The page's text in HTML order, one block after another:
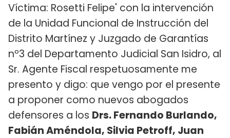
Víctima: Rosetti Felipe' con la intervención
de la Unidad Funcional de Instrucción del
Distrito Martínez y Juzgado de Garantías
nº3 del Departamento Judicial San Isidro, al
Sr. Agente Fiscal respetuosamente me
presento y digo: que vengo por el presente
a proponer como nuevos abogados
defensores a los Drs. Fernando Burlando,
Fabián Améndola, Silvia Petroff, Juan